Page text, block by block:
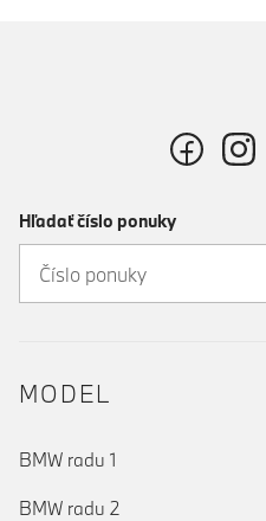
Hľadať číslo ponuky
MODEL
BMW radu 1
BMW radu 2